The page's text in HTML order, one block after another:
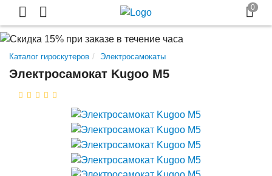
Каталог гироскутеров Электросамокаты
Электросамокат Kugoo M5